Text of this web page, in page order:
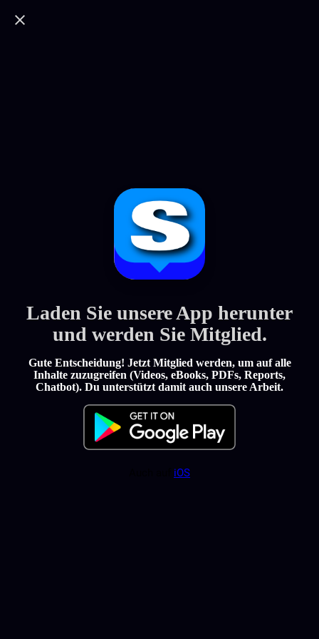
Laden Sie unsere App herunter
und werden Sie Mitglied.
Gute Entscheidung! Jetzt Mitglied werden, um auf alle
Inhalte zuzugreifen (Videos, eBooks, PDFs, Reports,
Chatbot). Du unterstützt damit auch unsere Arbeit.
iOS